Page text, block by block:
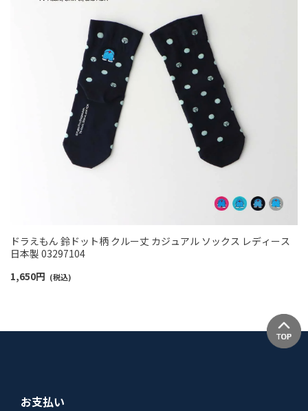
ドラえもん 鈴ドット柄 クルー丈 カジュアル ソックス レディース
日本製 03297104
1,650円 (税込)
お支払い